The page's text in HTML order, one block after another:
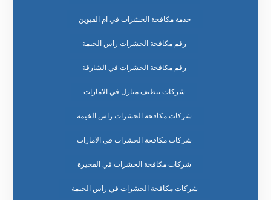
خدمة مكافحة الحشرات في ام القيوين
رقم مكافحة الحشرات راس الخيمة
رقم مكافحة الحشرات في الشارقة
شركات تنظيف منازل في الامارات
شركات مكافحة الحشرات راس الخيمة
شركات مكافحة الحشرات في الامارات
شركات مكافحة الحشرات في الفجيرة
شركات مكافحة الحشرات في راس الخيمة